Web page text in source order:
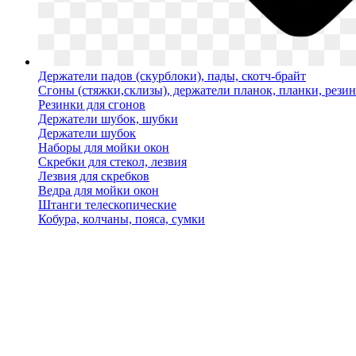
Держатели падов (скурблоки), пады, скотч-брайт
Сгоны (стяжки,склизы), держатели планок, планки,
Резинки для сгонов
Держатели шубок, шубки
Держатели шубок
Наборы для мойки окон
Скребки для стекол, лезвия
Лезвия для скребков
Ведра для мойки окон
Штанги телескопические
Кобура, колчаны, пояса, сумки